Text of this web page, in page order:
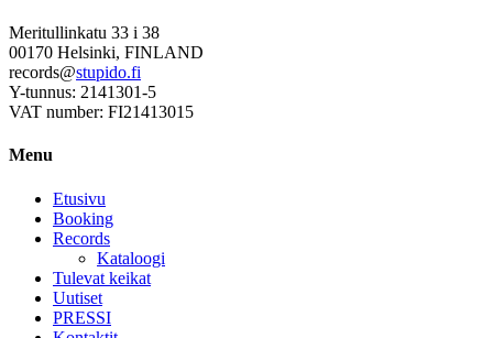
Meritullinkatu 33 i 38
00170 Helsinki, FINLAND
records@stupido.fi
Y-tunnus: 2141301-5
VAT number: FI21413015
Menu
Etusivu
Booking
Records
Kataloogi
Tulevat keikat
Uutiset
PRESSI